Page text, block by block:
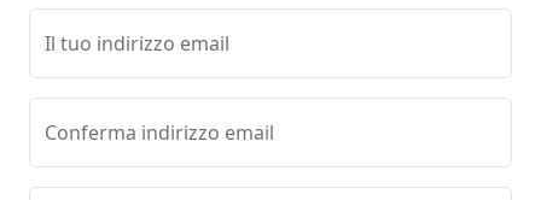
Il tuo indirizzo email
Conferma indirizzo email